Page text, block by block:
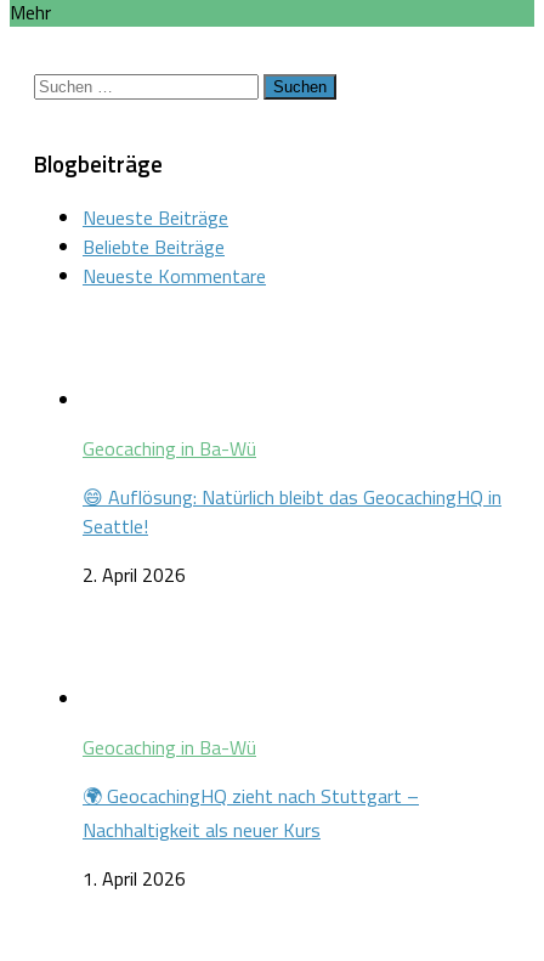
Mehr
Suchen
Blogbeiträge
Neueste Beiträge
Beliebte Beiträge
Neueste Kommentare
Geocaching in Ba-Wü
😄 Auflösung: Natürlich bleibt das GeocachingHQ in
Seattle!
2. April 2026
Geocaching in Ba-Wü
🌍 GeocachingHQ zieht nach Stuttgart –
Nachhaltigkeit als neuer Kurs
1. April 2026